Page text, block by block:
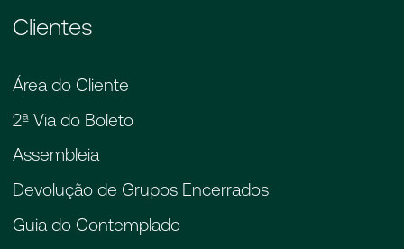
Clientes
Área do Cliente
2ª Via do Boleto
Assembleia
Devolução de Grupos Encerrados
Guia do Contemplado